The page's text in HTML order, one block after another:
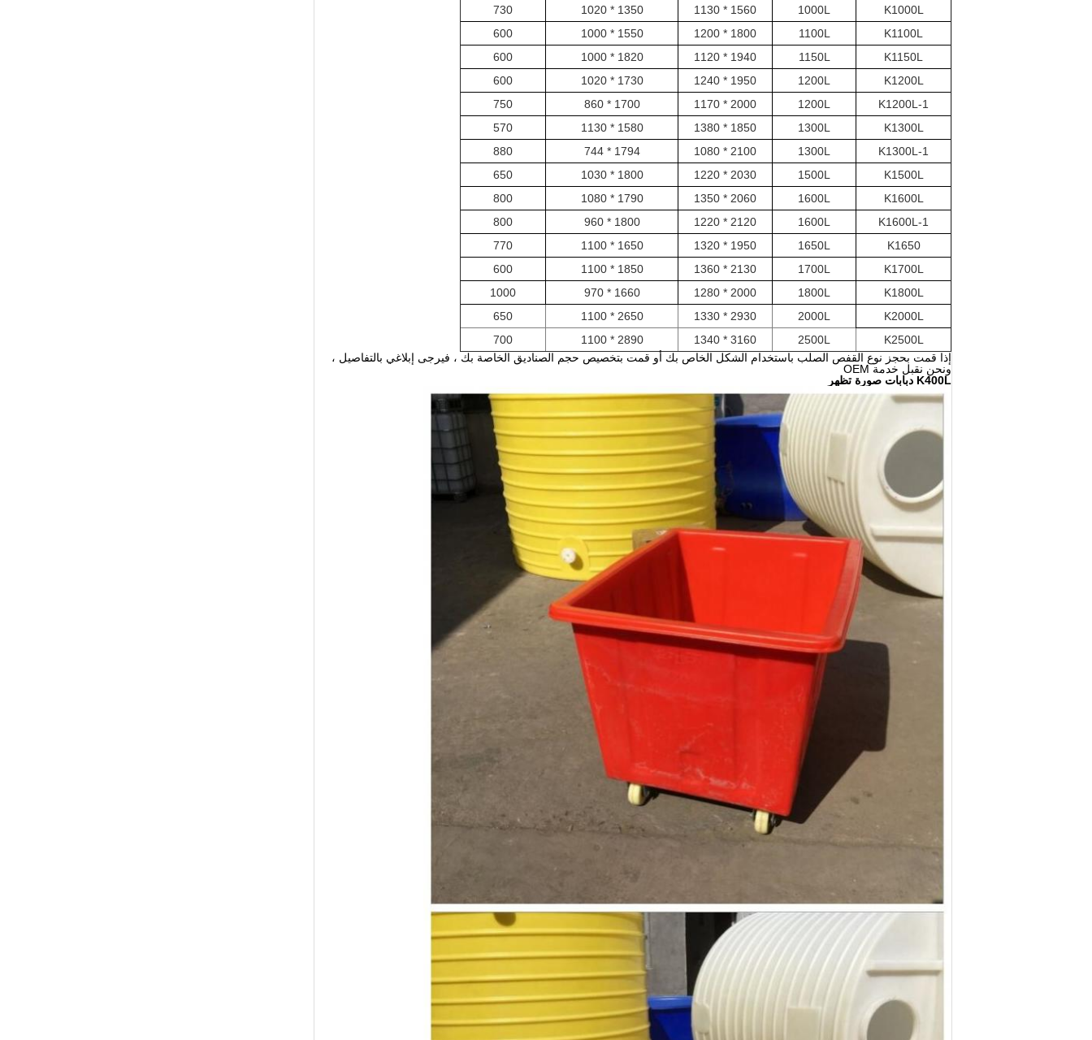
K1000L
1000L
1560 * 1130
1350 * 1020
730
K1100L
1100L
1800 * 1200
1550 * 1000
600
K1150L
1150L
1940 * 1120
1820 * 1000
600
K1200L
1200L
1950 * 1240
1730 * 1020
600
K1200L-1
1200L
2000 * 1170
1700 * 860
750
K1300L
1300L
1850 * 1380
1580 * 1130
570
K1300L-1
1300L
2100 * 1080
1794 * 744
880
K1500L
1500L
2030 * 1220
1800 * 1030
650
K1600L
1600L
2060 * 1350
1790 * 1080
800
K1600L-1
1600L
2120 * 1220
1800 * 960
800
K1650
1650L
1950 * 1320
1650 * 1100
770
K1700L
1700L
2130 * 1360
1850 * 1100
600
K1800L
1800L
2000 * 1280
1660 * 970
1000
K2000L
2000L
2930 * 1330
2650 * 1100
650
K2500L
2500L
3160 * 1340
2890 * 1100
700
إذا قمت بحجز نوع القفص الصلب باستخدام الشكل الخاص بك أو قمت بتخصيص حجم الصناديق الخاصة بك ، فيرجى إبلاغي بالتفاصيل ،
ونحن نقبل خدمة OEM
K400L دبابات صورة تظهر